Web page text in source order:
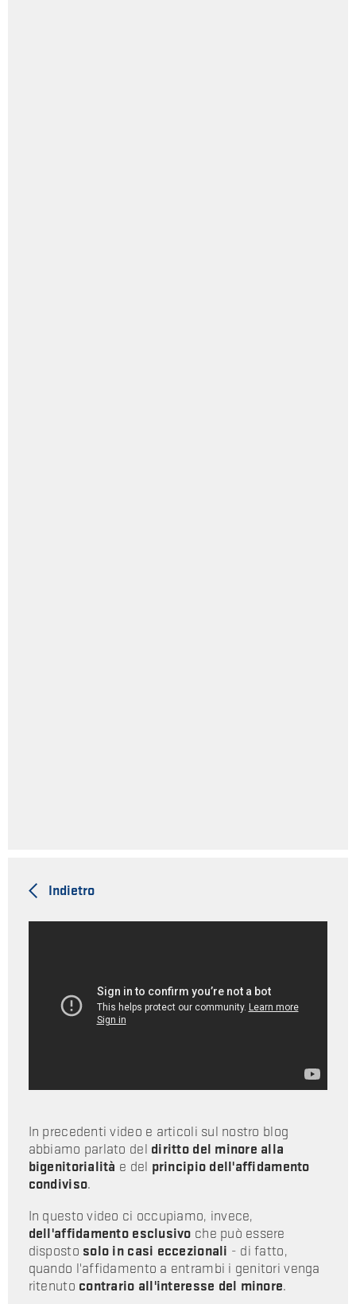
Indietro
In precedenti video e articoli sul nostro blog
abbiamo parlato del diritto del minore alla
bigenitorialità e del principio dell'affidamento
condiviso.
In questo video ci occupiamo, invece,
dell'affidamento esclusivo che può essere
disposto solo in casi eccezionali - di fatto,
quando l'affidamento a entrambi i genitori venga
ritenuto contrario all'interesse del minore.